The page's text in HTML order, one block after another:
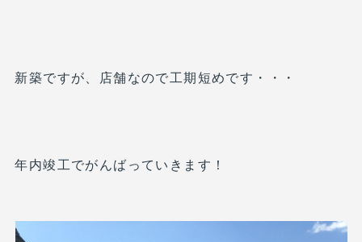
新築ですが、店舗なので工期短めです・・・
年内竣工でがんばっていきます！